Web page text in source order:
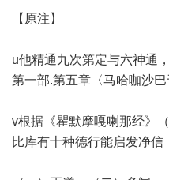
【原注】
u他精通九次第定与六神通
第一部.第五章〈马哈咖沙巴
v根据《瞿默摩嘎喇那经》
比库有十种德行能启发净信